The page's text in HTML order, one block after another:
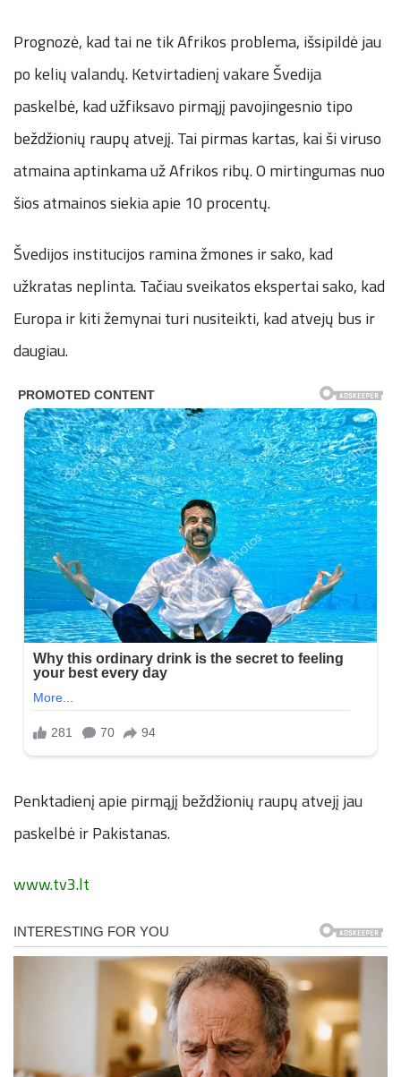
Prognozė, kad tai ne tik Afrikos problema, išsipildė jau
po kelių valandų. Ketvirtadienį vakare Švedija
paskelbė, kad užfiksavo pirmąjį pavojingesnio tipo
beždžionių raupų atvejį. Tai pirmas kartas, kai ši viruso
atmaina aptinkama už Afrikos ribų. O mirtingumas nuo
šios atmainos siekia apie 10 procentų.
Švedijos institucijos ramina žmones ir sako, kad
užkratas neplinta. Tačiau sveikatos ekspertai sako, kad
Europa ir kiti žemynai turi nusiteikti, kad atvejų bus ir
daugiau.
Penktadienį apie pirmąjį beždžionių raupų atvejį jau
paskelbė ir Pakistanas.
www.tv3.lt